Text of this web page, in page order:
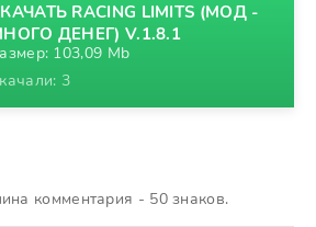
RACING LIMITS (МОД -
ДЕНЕГ) V.1.8.1
103,09 Mb
3
комментария - 50 знаков.